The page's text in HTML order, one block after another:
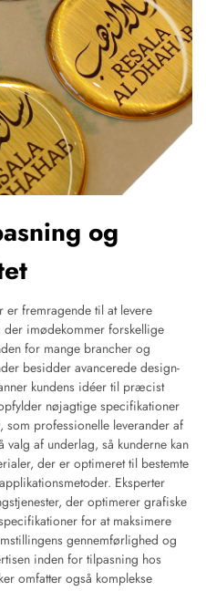
og
er fremragende til at levere
der imødekommer forskellige
for mange brancher og
besidder avancerede design-
kundens idéer til præcist
nøjagtige specifikationer
som professionelle leverander af
valg af underlag, så kunderne kan
der er optimeret til bestemte
Eksperter
der optimerer grafiske
for at maksimere
gennemførlighed og
inden for tilpasning hos
omfatter også komplekse